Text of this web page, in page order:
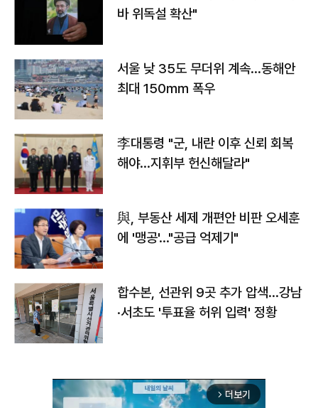
바 위독설 확산"
서울 낮 35도 무더위 계속…동해안
최대 150㎜ 폭우
李대통령 "군, 내란 이후 신뢰 회복
해야…지휘부 헌신해달라"
與, 부동산 세제 개편안 비판 오세훈
에 '맹공'…"공급 억제기"
합수본, 선관위 9곳 추가 압색…강남
·서초도 '투표율 허위 입력' 정황
arrow_forward_ios 더보기